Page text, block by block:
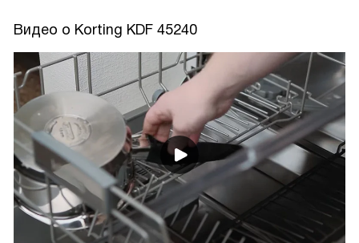
Видео о Korting KDF 45240